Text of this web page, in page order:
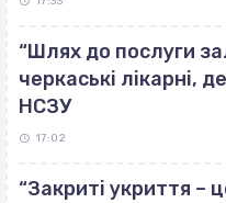
“Шлях до послуги
черкаські лікарні,
НСЗУ
17:02
“Закриті укриття –